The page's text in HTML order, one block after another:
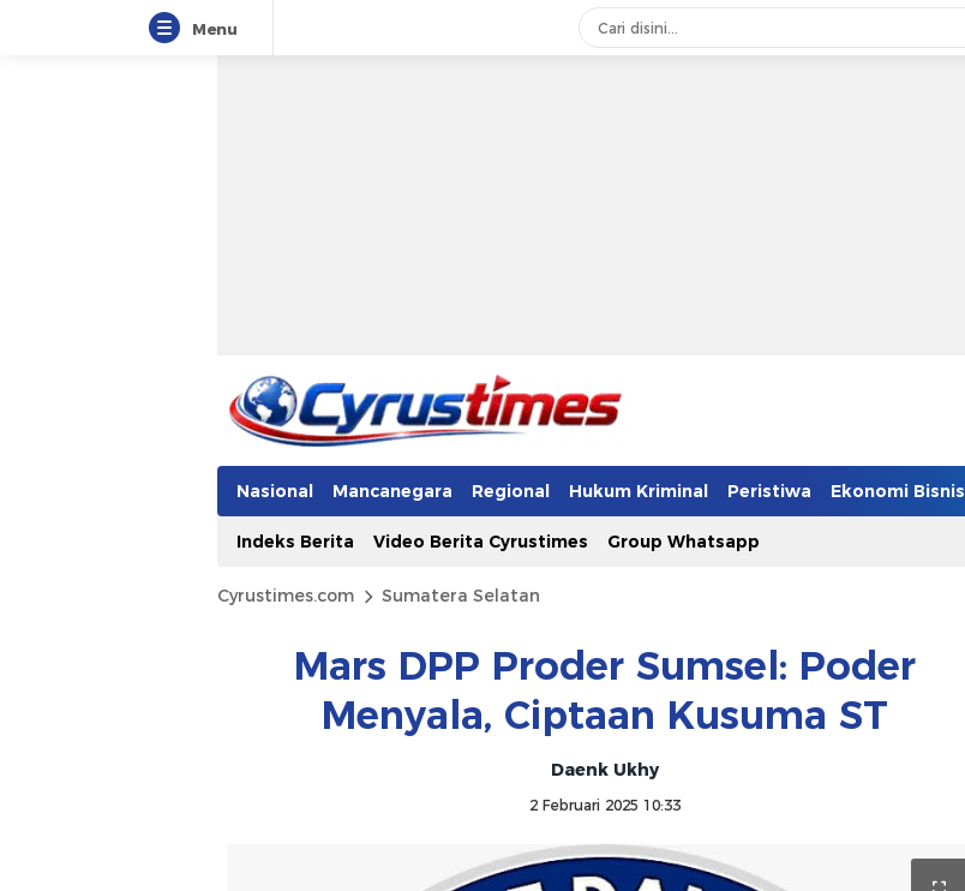
Menu
Nasional Mancanegara Regional Hukum Kriminal Peristiwa Ekonomi Bisnis
Indeks Berita Video Berita Cyrustimes Group Whatsapp
Cyrustimes.com Sumatera Selatan
Mars DPP Proder Sumsel: Poder
Menyala, Ciptaan Kusuma ST
Daenk Ukhy
2 Februari 2025 10:33